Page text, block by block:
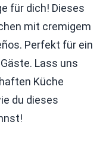
für dich! Dieses
mit cremigem
Perfekt für ein
Lass uns
Küche
du dieses